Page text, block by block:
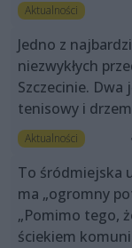
Aktualności
Jedno z
niezwykłych
Szczecinie. Dwa
tenisowy i
Aktualności
To śródmiejska
ma „ogromny
„Pomimo tego,
ściekiem